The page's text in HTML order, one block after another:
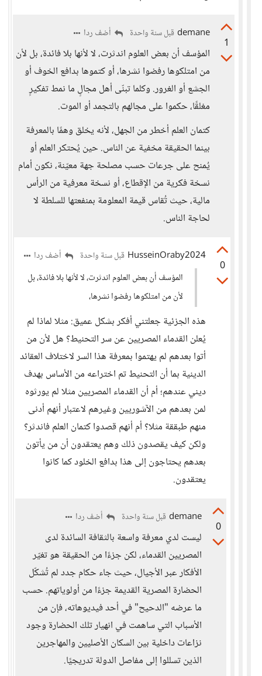
1
demane قبل سنة واحدة أضف ردا
المؤسف أن بعض العلوم اندثرت، لا لأنها بلا فائدة، بل لأن
من امتلكوها رفضوا نشرها، أو كتموها بدافع الخوف أو
الجشع أو الغرور. وكلما تبنّى أهل مجالٍ ما نمط تفكيرٍ
مغلقًا، حكموا على مجالهم بالتجمد أو الموت.
كتمان العلم أخطر من الجهل، لأنه يخلق وهمًا بالمعرفة
بينما الحقيقة مخفية عن الناس. حين يُحتكر العلم أو
يُمنح على جرعات حسب مصلحة جهة معيّنة، نكون أمام
نسخة فكرية من الإقطاع، أو نسخة معرفية من الرأس
مالية، حيث تُقاس قيمة المعلومة بمنفعتها للسلطة لا
لحاجة الناس.
0
HusseinOraby2024 قبل سنة واحدة
أضف ردا
المؤسف أن بعض العلوم اندثرت، لا لأنها بلا فائدة، بل
لأن من امتلكوها رفضوا نشرها،
هذه الجزئية جعلتني أفكر بشكل عميق: مثلا لماذا لم
يُعلن القدماء المصريين عن سر التحنيط؟ هل لأن من
أتوا بعدهم لم يهتموا بمعرفة هذا السر لاختلاف العقائد
الدينية بما أن التحنيط تم اختراعه من الأساس بهدف
ديني عندهم؛ أم أن القدماء المصريين مثلا لم يورثوه
لمن بعدهم من الآشوريين وغيرهم لاعتبار أنهم أدنى
منهم طبققة مثلا؟ أم أنهم قصدوا كتمان العلم فاندثر؟
ولكن كيف يقصدون ذلك وهم يعتقدون أن من يأتون
بعدهم يحتاجون إلى هذا بدافع الخلود كما كانوا
يعتقدون.
0
demane قبل سنة واحدة أضف ردا
ليست لدي معرفة واسعة بالثقافة السائدة لدى
المصريين القدماء، لكن جزءًا من الحقيقة هو تغيّر
الأفكار عبر الأجيال، حيث جاء حكام جدد لم تُشكّل
الحضارة المصرية القديمة جزءًا من أولوياتهم. حسب
ما عرضه "الدحيح" في أحد فيديوهاته، فإن من
الأسباب التي ساهمت في انهيار تلك الحضارة وجود
نزاعات داخلية بين السكان الأصليين والمهاجرين
الذين تسللوا إلى مفاصل الدولة تدريجيًا.